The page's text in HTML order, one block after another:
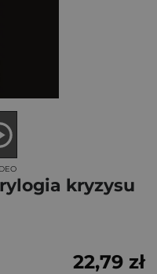
kryzysu
22,79 zł